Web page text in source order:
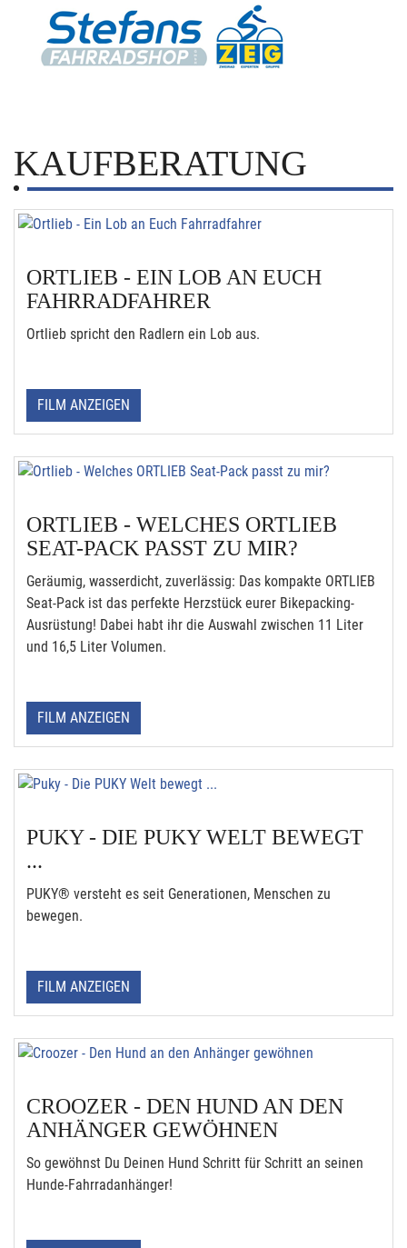
KAUFBERATUNG
ORTLIEB - EIN LOB AN EUCH
FAHRRADFAHRER
Ortlieb spricht den Radlern ein Lob aus.
FILM ANZEIGEN
ORTLIEB - WELCHES ORTLIEB
SEAT-PACK PASST ZU MIR?
Geräumig, wasserdicht, zuverlässig: Das kompakte ORTLIEB
Seat-Pack ist das perfekte Herzstück eurer Bikepacking-
Ausrüstung! Dabei habt ihr die Auswahl zwischen 11 Liter
und 16,5 Liter Volumen.
FILM ANZEIGEN
PUKY - DIE PUKY WELT BEWEGT
...
PUKY® versteht es seit Generationen, Menschen zu
bewegen.
FILM ANZEIGEN
CROOZER - DEN HUND AN DEN
ANHÄNGER GEWÖHNEN
So gewöhnst Du Deinen Hund Schritt für Schritt an seinen
Hunde-Fahrradanhänger!